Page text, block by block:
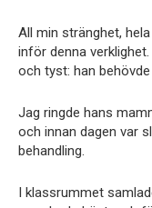
All min stränghet,
inför denna
och tyst: han
Jag ringde hans
och innan dagen var
behandling.
I klassrummet